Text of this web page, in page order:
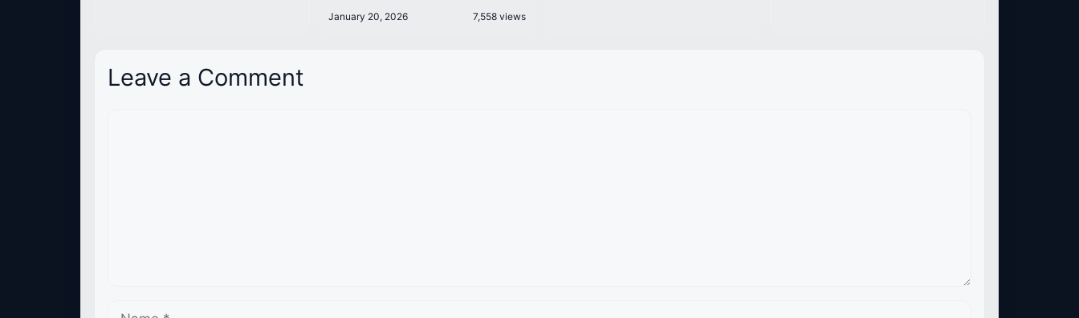
January 20, 2026 7,558 views
Leave a Comment